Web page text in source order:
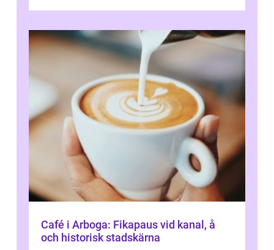
Café i Arboga: Fikapaus vid kanal, å
och historisk stadskärna